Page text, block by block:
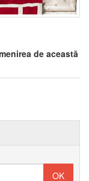
de această